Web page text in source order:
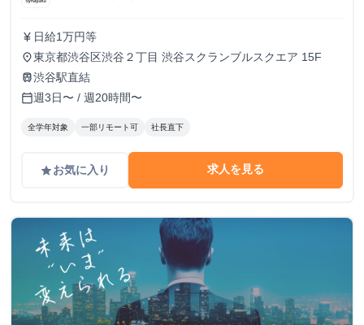
currency_yen 日給1万円等
place東京都渋谷区渋谷２丁目 渋谷スクランブルスクエア 15F
train渋谷駅直結
calendar_today週3日〜 / 週20時間〜
全学年対象 一部リモート可 社長直下
gradeお気に入り 求人を見る